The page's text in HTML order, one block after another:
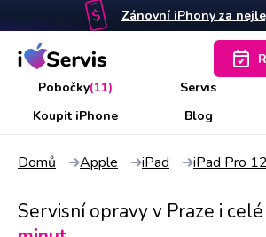
Zánovní iPhony za
Pobočky(11) Servis
Koupit iPhone
Blog
Domů Apple iPad iPad Pro
Servisní opravy v Praze i celé